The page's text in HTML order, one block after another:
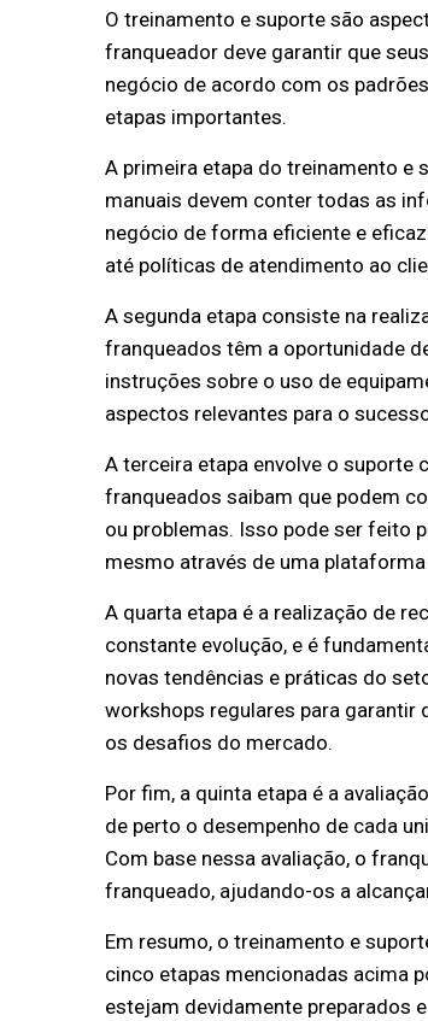
O treinamento e suporte são
franqueador deve garantir que
negócio de acordo com os
etapas importantes.
A primeira etapa do treinamento e
manuais devem conter todas as
negócio de forma eficiente e
até políticas de atendimento ao
A segunda etapa consiste na
franqueados têm a oportunidade
instruções sobre o uso de
aspectos relevantes para o
A terceira etapa envolve o suporte
franqueados saibam que podem
ou problemas. Isso pode ser feito
mesmo através de uma
A quarta etapa é a realização de
constante evolução, e é
novas tendências e práticas do
workshops regulares para garantir
os desafios do mercado.
Por fim, a quinta etapa é a
de perto o desempenho de cada
Com base nessa avaliação, o
franqueado, ajudando-os a
Em resumo, o treinamento e
cinco etapas mencionadas acima
estejam devidamente preparados
Localização /
Av. Juscelino
81270-200